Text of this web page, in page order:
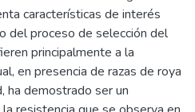
características de interés
del proceso de selección del
principalmente a la
en presencia de razas de roya
ha demostrado ser un